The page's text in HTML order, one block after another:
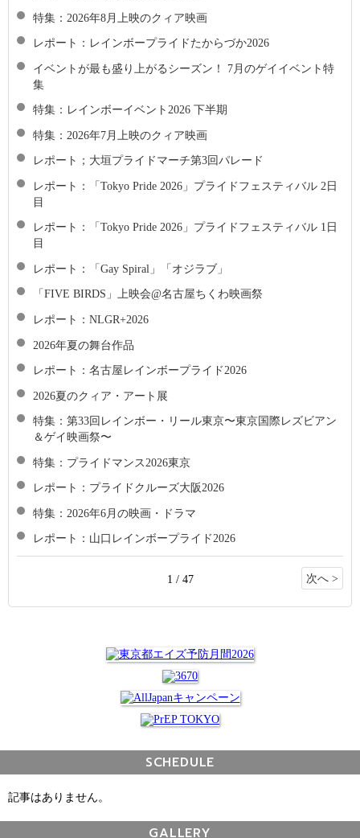
特集：2026年8月上映のクィア映画
レポート：レインボープライドたからづか2026
イベントが最も盛り上がるシーズン！ 7月のゲイイベント特
集
特集：レインボーイベント2026 下半期
特集：2026年7月上映のクィア映画
レポート；大垣プライドマーチ第3回パレード
レポート：「Tokyo Pride 2026」プライドフェスティバル 2日
目
レポート：「Tokyo Pride 2026」プライドフェスティバル 1日
目
レポート：「Gay Spiral」「オジラブ」
「FIVE BIRDS」上映会@名古屋ちくわ映画祭
レポート：NLGR+2026
2026年夏の舞台作品
レポート：名古屋レインボープライド2026
2026夏のクィア・アート展
特集：第33回レインボー・リール東京〜東京国際レズビアン
＆ゲイ映画祭〜
特集：プライドマンス2026東京
レポート：プライドクルーズ大阪2026
特集：2026年6月の映画・ドラマ
レポート：山口レインボープライド2026
1 / 47 次へ >
SCHEDULE
記事はありません。
GALLERY